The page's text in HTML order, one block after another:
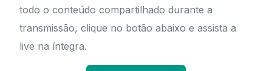
todo o conteúdo compartilhado durante a
transmissão, clique no botão abaixo e assista a
live na íntegra.